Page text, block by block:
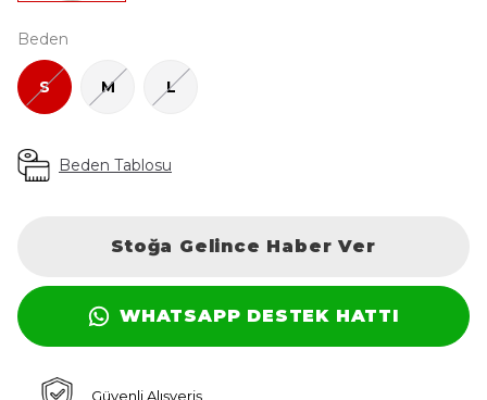
Beden
S M L
Beden Tablosu
Stoğa Gelince Haber Ver
WHATSAPP DESTEK HATTI
Güvenli Alışveriş